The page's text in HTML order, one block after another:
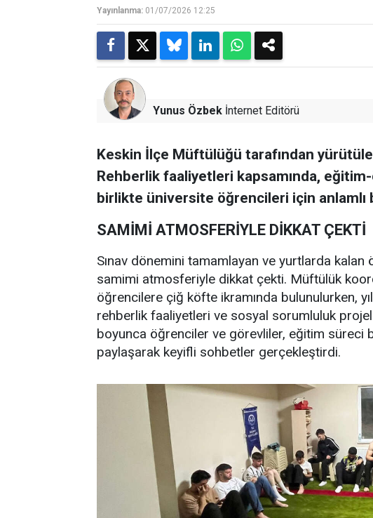
Yayınlanma: 01/07/2026 12:25
Yunus Özbek İnternet Editörü
Keskin İlçe Müftülüğü tarafından
Rehberlik faaliyetleri kapsamında,
birlikte üniversite öğrencileri için anlamlı
SAMİMİ ATMOSFERİYLE DİKKAT ÇEKTİ
Sınav dönemini tamamlayan ve yurtlarda
samimi atmosferiyle dikkat çekti. Müftülük
öğrencilere çiğ köfte ikramında bulunulurken,
rehberlik faaliyetleri ve sosyal sorumluluk
boyunca öğrenciler ve görevliler, eğitim süreci
paylaşarak keyifli sohbetler gerçekleştirdi.